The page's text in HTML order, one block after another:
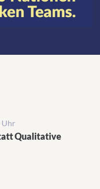
Uhr
Qualitative